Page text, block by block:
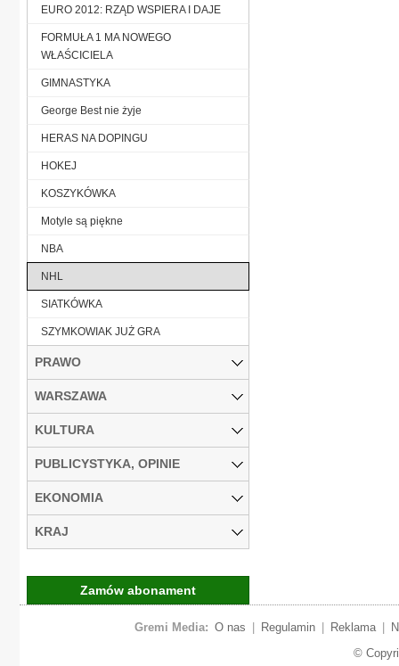
EURO 2012: RZĄD WSPIERA I DAJE
FORMUŁA 1 MA NOWEGO
WŁAŚCICIELA
GIMNASTYKA
George Best nie żyje
HERAS NA DOPINGU
HOKEJ
KOSZYKÓWKA
Motyle są piękne
NBA
NHL
SIATKÓWKA
SZYMKOWIAK JUŻ GRA
PRAWO
WARSZAWA
KULTURA
PUBLICYSTYKA, OPINIE
EKONOMIA
KRAJ
Zamów abonament
Gremi Media: O nas Regulamin Reklama
©